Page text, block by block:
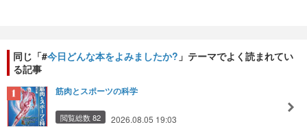
同じ「#今日どんな本をよみましたか? 」テーマでよく読まれてい
る記事
筋肉とスポーツの科学
閲覧総数 82 2026.08.05 19:03